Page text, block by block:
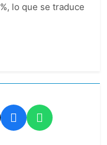
lo que se traduce